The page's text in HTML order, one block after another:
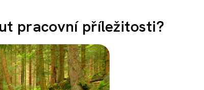
pracovní příležitosti?